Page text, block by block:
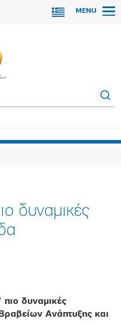
MENU
δυναμικές
δυναμικές
Ανάπτυξης και